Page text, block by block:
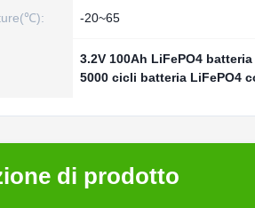
-20~65
3.2V 100Ah LiFePO4
5000 cicli batteria LiFePO4
di prodotto